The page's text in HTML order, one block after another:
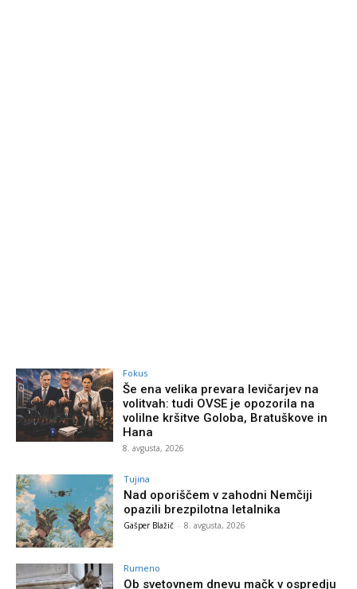
Fokus
Še ena velika prevara levičarjev na
volitvah: tudi OVSE je opozorila na
volilne kršitve Goloba, Bratuškove in
Hana
8. avgusta, 2026
Tujina
Nad oporiščem v zahodni Nemčiji
opazili brezpilotna letalnika
Gašper Blažič - 8. avgusta, 2026
Rumeno
Ob svetovnem dnevu mačk v ospredju